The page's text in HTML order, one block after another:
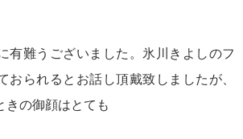
有難うございました。氷川きよしのフ
おられるとお話し頂戴致しましたが、
きの御顔はとても